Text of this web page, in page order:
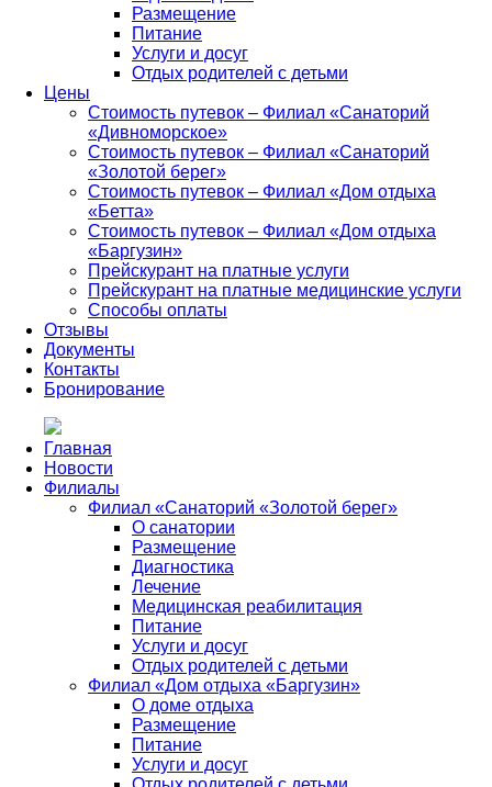
Размещение
Питание
Услуги и досуг
Отдых родителей с детьми
Цены
Стоимость путевок – Филиал «Санаторий
«Дивноморское»
Стоимость путевок – Филиал «Санаторий
«Золотой берег»
Стоимость путевок – Филиал «Дом отдыха
«Бетта»
Стоимость путевок – Филиал «Дом отдыха
«Баргузин»
Прейскурант на платные услуги
Прейскурант на платные медицинские услуги
Способы оплаты
Отзывы
Документы
Контакты
Бронирование
Главная
Новости
Филиалы
Филиал «Санаторий «Золотой берег»
О санатории
Размещение
Диагностика
Лечение
Медицинская реабилитация
Питание
Услуги и досуг
Отдых родителей с детьми
Филиал «Дом отдыха «Баргузин»
О доме отдыха
Размещение
Питание
Услуги и досуг